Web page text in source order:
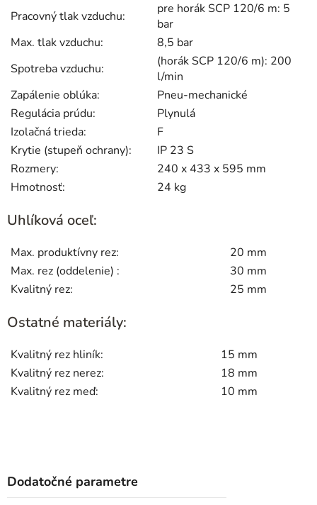
Pracovný tlak vzduchu:
pre horák SCP 120/6 m: 5
bar
Max. tlak vzduchu:
8,5 bar
Spotreba vzduchu:
(horák SCP 120/6 m): 200
l/min
Zapálenie oblúka:
Pneu-mechanické
Regulácia prúdu:
Plynulá
Izolačná trieda:
F
Krytie (stupeň ochrany):
IP 23 S
Rozmery:
240 x 433 x 595 mm
Hmotnosť:
24 kg
Uhlíková oceľ:
Max. produktívny rez:
20 mm
Max. rez (oddelenie) :
30 mm
Kvalitný rez:
25 mm
Ostatné materiály:
Kvalitný rez hliník:
15 mm
Kvalitný rez nerez:
18 mm
Kvalitný rez meď:
10 mm
Dodatočné parametre